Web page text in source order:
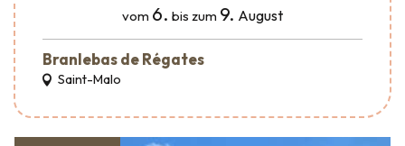
vom 6. bis zum 9. August
Branlebas de Régates
Saint-Malo